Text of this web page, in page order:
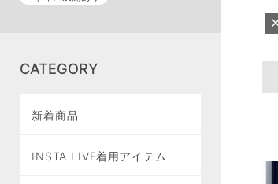
CATEGORY
新着商品
INSTA LIVE着用アイテム